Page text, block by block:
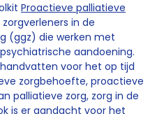
Proactieve palliatieve
in de
(ggz) die werken met
aandoening.
voor het op tijd
zorgbehoefte, proactieve
palliatieve zorg, zorg in de
is er aandacht voor het